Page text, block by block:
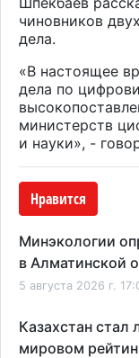
чиновников
дела.
«В настоящее
дела по
министерств
и науки», -
Нравится
Минэкологии
в Алматинской
5 августа 2026 г.
Казахстан
мировом